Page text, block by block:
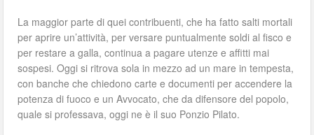
La maggior parte di quei contribuenti, che ha fatto salti mortali
per aprire un’attività, per versare puntualmente soldi al fisco e
per restare a galla, continua a pagare utenze e affitti mai
sospesi. Oggi si ritrova sola in mezzo ad un mare in tempesta,
con banche che chiedono carte e documenti per accendere la
potenza di fuoco e un Avvocato, che da difensore del popolo,
quale si professava, oggi ne è il suo Ponzio Pilato.